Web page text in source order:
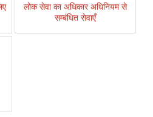
लोक सेवा का अधिकार अधिनियम से
सम्बंधित सेवाएँ